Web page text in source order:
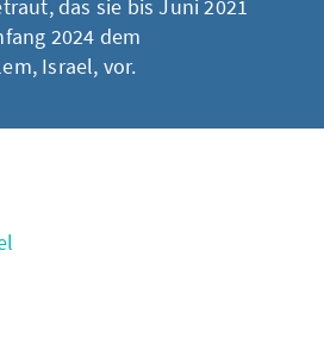
das sie bis Juni 2021
2024 dem
Israel, vor.